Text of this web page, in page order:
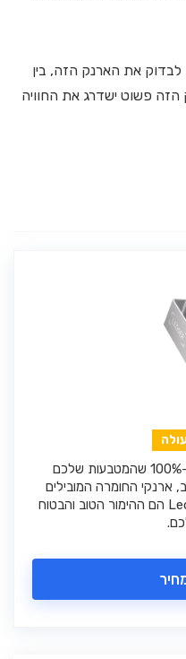
לבדוק את הארנק הזה, בין
פשוט ישדרג את החוויה
אם אתם רוצים להיות בטוחים ב-100% שהמטבעות שלכם
ארנקי החומרה המובילים
Ledger Nano X ו-Ledger Nano S הם ההימור הטוב והבטוח